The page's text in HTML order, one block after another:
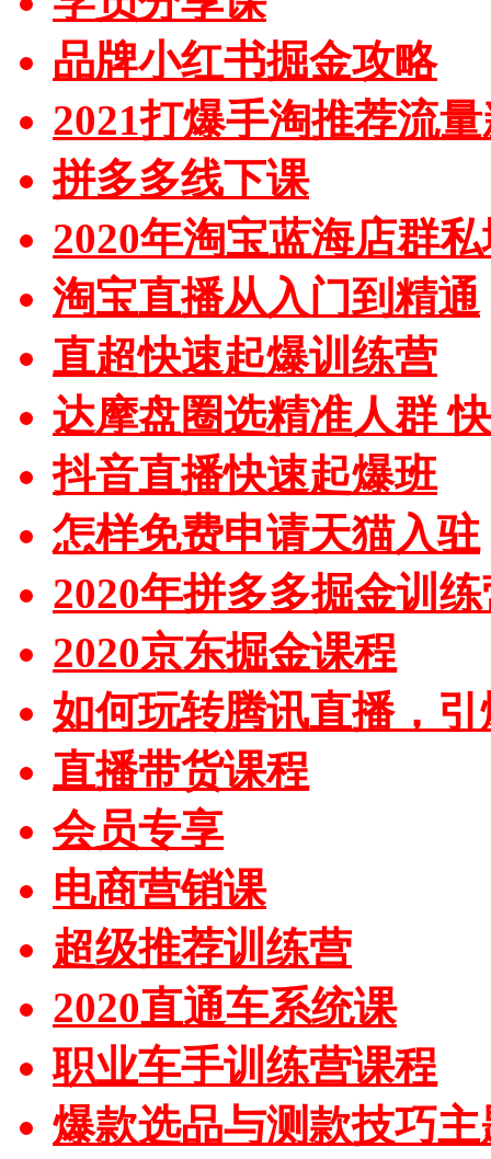
品牌小红书掘金攻略
2021打爆手淘推荐流
拼多多线下课
2020年淘宝蓝海店群
淘宝直播从入门到精通
直超快速起爆训练营
达摩盘圈选精准人群
抖音直播快速起爆班
怎样免费申请天猫入驻
2020年拼多多掘金训
2020京东掘金课程
如何玩转腾讯直播，
直播带货课程
会员专享
电商营销课
超级推荐训练营
2020直通车系统课
职业车手训练营课程
爆款选品与测款技巧主